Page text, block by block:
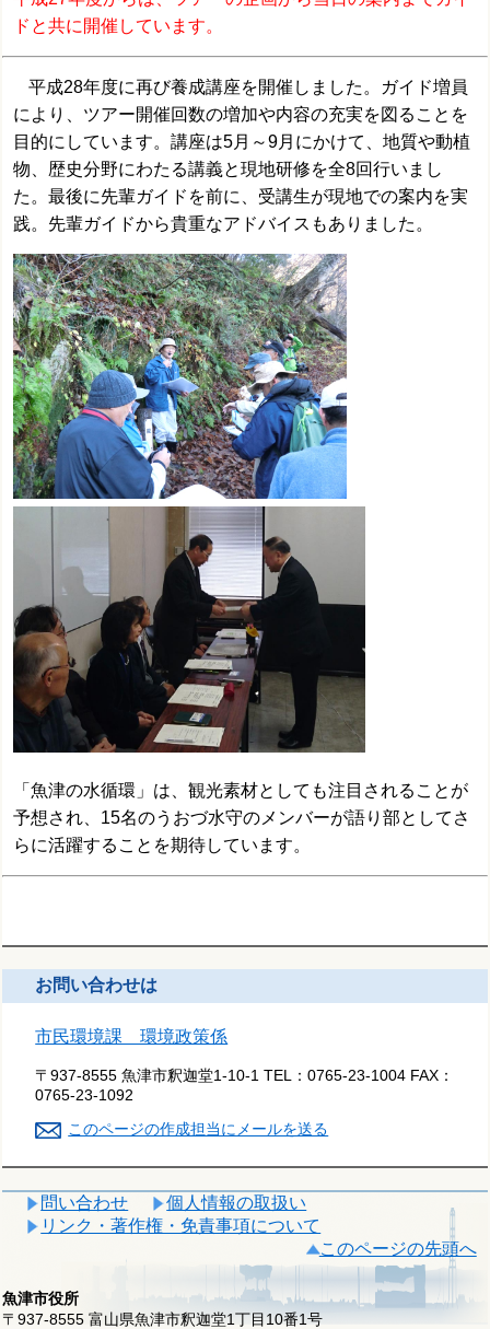
ドと共に開催しています。
平成28年度に再び養成講座を開催しました。ガイド増員
により、ツアー開催回数の増加や内容の充実を図ることを
目的にしています。講座は5月～9月にかけて、地質や動植
物、歴史分野にわたる講義と現地研修を全8回行いまし
た。最後に先輩ガイドを前に、受講生が現地での案内を実
践。先輩ガイドから貴重なアドバイスもありました。
「魚津の水循環」は、観光素材としても注目されることが
予想され、15名のうおづ水守のメンバーが語り部としてさ
らに活躍することを期待しています。
お問い合わせは
市民環境課 環境政策係
〒937-8555 魚津市釈迦堂1-10-1 TEL：0765-23-1004 FAX：
0765-23-1092
このページの作成担当にメールを送る
問い合わせ
個人情報の取扱い
リンク・著作権・免責事項について
このページの先頭へ
魚津市役所
〒937-8555 富山県魚津市釈迦堂1丁目10番1号